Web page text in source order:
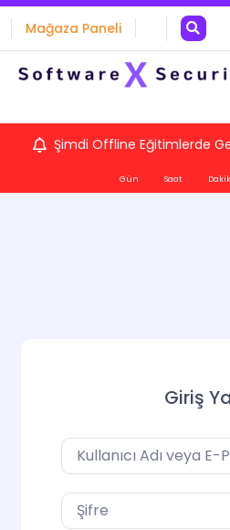
Mağaza Paneli
Şimdi Offline Eğitimlerde
Gün Saat
Giriş